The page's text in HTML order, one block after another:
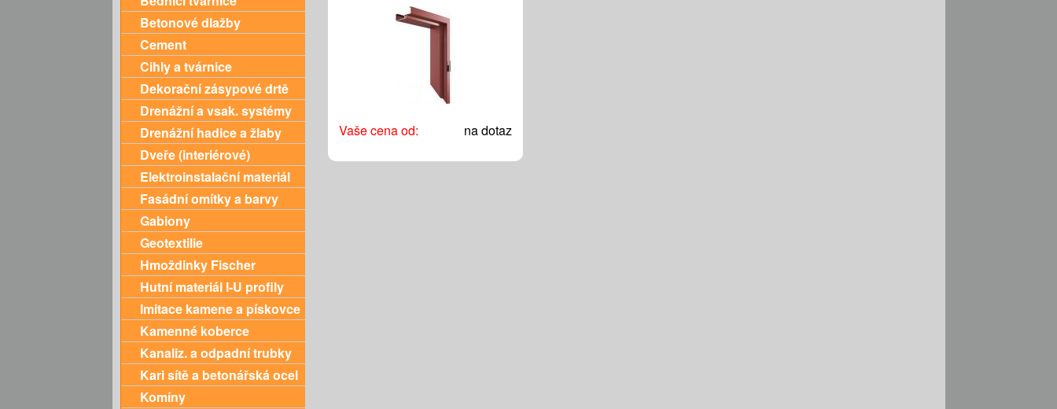
Vaše cena od: na dotaz
Betonové dlažby
Cement
Cihly a tvárnice
Dekorační zásypové drtě
Drenážní a vsak. systémy
Drenážní hadice a žlaby
Dveře (interiérové)
Elektroinstalační materiál
Fasádní omítky a barvy
Gabiony
Geotextilie
Hmoždinky Fischer
Hutní materiál I-U profily
Imitace kamene a pískovce
Kamenné koberce
Kanaliz. a odpadní trubky
Kari sítě a betonářská ocel
Komíny